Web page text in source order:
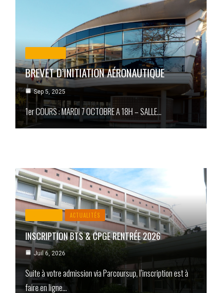
BREVET D’INITIATION AÉRONAUTIQUE
Sep 5, 2025
1er COURS : MARDI 7 OCTOBRE A 18H – SALLE…
ACTUALITÉS
INSCRIPTION BTS & CPGE RENTRÉE 2026
Juil 6, 2026
Suite à votre admission via Parcoursup, l’inscription est à
faire en ligne…